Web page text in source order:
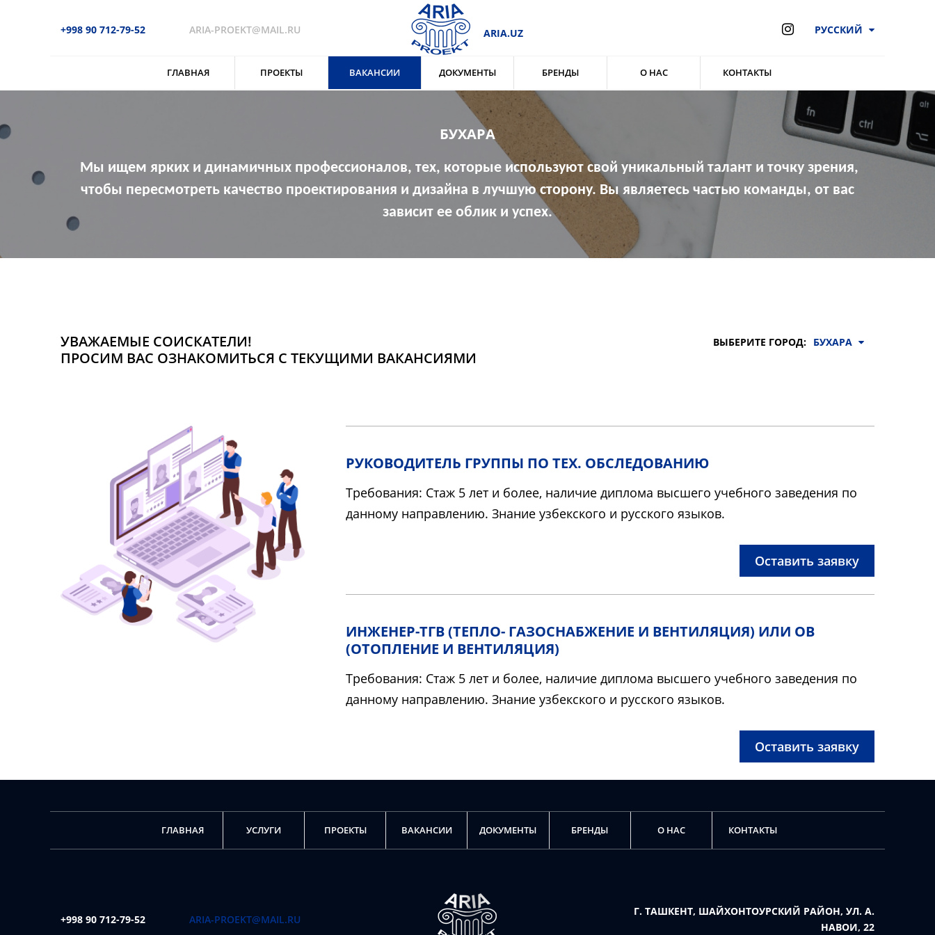
+998 90 712-79-52 ARIA-PROEKT@MAIL.RU ARIA.UZ РУССКИЙ
ГЛАВНАЯ ПРОЕКТЫ ВАКАНСИИ ДОКУМЕНТЫ БРЕНДЫ О НАС КОНТАКТЫ
БУХАРА
Мы ищем ярких и динамичных профессионалов, тех, которые используют свой уникальный талант и точку зрения,
чтобы пересмотреть качество проектирования и дизайна в лучшую сторону. Вы являетесь частью команды, от вас
зависит ее облик и успех.
УВАЖАЕМЫЕ СОИСКАТЕЛИ!
ПРОСИМ ВАС ОЗНАКОМИТЬСЯ С ТЕКУЩИМИ ВАКАНСИЯМИ
ВЫБЕРИТЕ ГОРОД: БУХАРА
РУКОВОДИТЕЛЬ ГРУППЫ ПО ТЕХ. ОБСЛЕДОВАНИЮ
Требования: Стаж 5 лет и более, наличие диплома высшего учебного заведения по
данному направлению. Знание узбекского и русского языков.
Оставить заявку
ИНЖЕНЕР-ТГВ (ТЕПЛО- ГАЗОСНАБЖЕНИЕ И ВЕНТИЛЯЦИЯ) ИЛИ ОВ
(ОТОПЛЕНИЕ И ВЕНТИЛЯЦИЯ)
Требования: Стаж 5 лет и более, наличие диплома высшего учебного заведения по
данному направлению. Знание узбекского и русского языков.
Оставить заявку
ГЛАВНАЯ УСЛУГИ ПРОЕКТЫ ВАКАНСИИ ДОКУМЕНТЫ БРЕНДЫ О НАС КОНТАКТЫ
+998 90 712-79-52 ARIA-PROEKT@MAIL.RU
Г. ТАШКЕНТ, ШАЙХОНТОУРСКИЙ РАЙОН, УЛ. А.
НАВОИ, 22